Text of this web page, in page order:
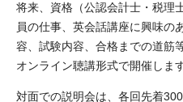
将来、資格（公認会計士・税理
員の仕事、英会話講座に興味の
容、試験内容、合格までの道筋
オンライン聴講形式で開催します
対面での説明会は、各回先着